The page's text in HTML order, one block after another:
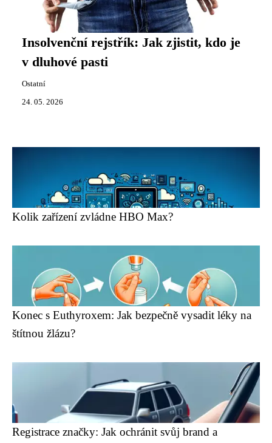
Insolvenční rejstřík: Jak zjistit, kdo je
v dluhové pasti
Ostatní
24. 05. 2026
Kolik zařízení zvládne HBO Max?
Konec s Euthyroxem: Jak bezpečně vysadit léky na
štítnou žlázu?
Registrace značky: Jak ochránit svůj brand a